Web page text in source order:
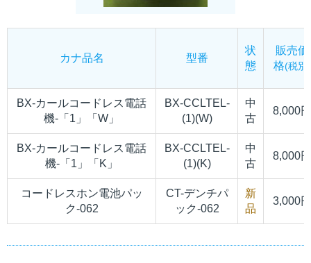
カナ品名 型番
状
態
販売価
格(税別)
BX-カールコードレス電話
機-「1」「W」
BX-CCLTEL-
(1)(W)
中
古
8,000円
BX-カールコードレス電話
機-「1」「K」
BX-CCLTEL-
(1)(K)
中
古
8,000円
コードレスホン電池パッ
ク-062
CT-デンチパ
ック-062
新
品
3,000円